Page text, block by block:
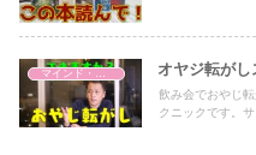
オヤジ転がし
飲み会でおやじ
クニックです。